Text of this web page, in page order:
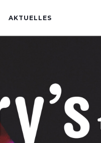
AKTUELLES